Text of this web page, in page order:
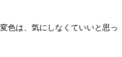
色は、気にしなくていいと思っ